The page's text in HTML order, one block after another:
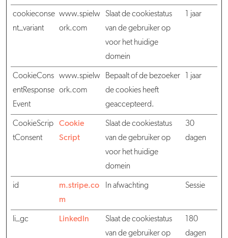
cookieconse
nt_variant
www.spielw
ork.com
Slaat de cookiestatus
van de gebruiker op
voor het huidige
domein
1 jaar
CookieCons
entResponse
Event
www.spielw
ork.com
Bepaalt of de bezoeker
de cookies heeft
geaccepteerd.
1 jaar
CookieScrip
tConsent
Cookie
Script
Slaat de cookiestatus
van de gebruiker op
voor het huidige
domein
30
dagen
id
m.stripe.co
m
In afwachting Sessie
li_gc LinkedIn
Slaat de cookiestatus
van de gebruiker op
180
dagen